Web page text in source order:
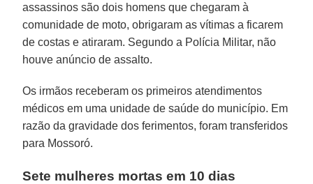
assassinos são dois homens que chegaram à
comunidade de moto, obrigaram as vítimas a ficarem
de costas e atiraram. Segundo a Polícia Militar, não
houve anúncio de assalto.
Os irmãos receberam os primeiros atendimentos
médicos em uma unidade de saúde do município. Em
razão da gravidade dos ferimentos, foram transferidos
para Mossoró.
Sete mulheres mortas em 10 dias